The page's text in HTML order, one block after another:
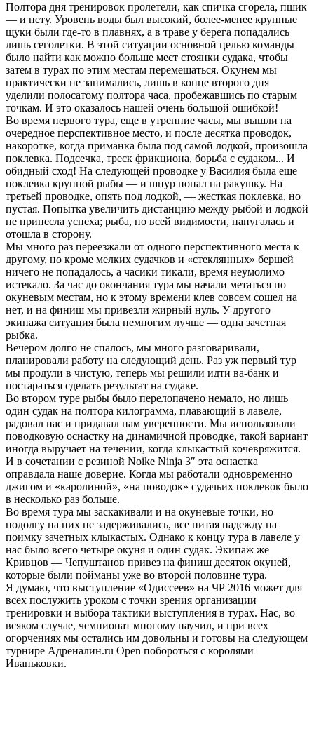
Полтора дня тренировок пролетели, как спичка сгорела, пшик
— и нету. Уровень воды был высокий, более-менее крупные
щуки были где-то в плавнях, а в траве у берега попадались
лишь сеголетки. В этой ситуации основной целью команды
было найти как можно больше мест стоянки судака, чтобы
затем в турах по этим местам перемещаться. Окунем мы
практически не занимались, лишь в конце второго дня
уделили полосатому полтора часа, пробежавшись по старым
точкам. И это оказалось нашей очень большой ошибкой!
Во время первого тура, еще в утренние часы, мы вышли на
очередное перспективное место, и после десятка проводок,
накоротке, когда приманка была под самой лодкой, произошла
поклевка. Подсечка, треск фрикциона, борьба с судаком... И
обидный сход! На следующей проводке у Василия была еще
поклевка крупной рыбы — и шнур попал на ракушку. На
третьей проводке, опять под лодкой, — жесткая поклевка, но
пустая. Попытка увеличить дистанцию между рыбой и лодкой
не принесла успеха; рыба, по всей видимости, напугалась и
отошла в сторону.
Мы много раз переезжали от одного перспективного места к
другому, но кроме мелких судачков и «стеклянных» бершей
ничего не попадалось, а часики тикали, время неумолимо
истекало. За час до окончания тура мы начали метаться по
окуневым местам, но к этому времени клев совсем сошел на
нет, и на финиш мы привезли жирный нуль. У другого
экипажа ситуация была немногим лучше — одна зачетная
рыбка.
Вечером долго не спалось, мы много разговаривали,
планировали работу на следующий день. Раз уж первый тур
мы продули в чистую, теперь мы решили идти ва-банк и
постараться сделать результат на судаке.
Во втором туре рыбы было перелопачено немало, но лишь
один судак на полтора килограмма, плавающий в лавеле,
радовал нас и придавал нам уверенности. Мы использовали
поводковую оснастку на динамичной проводке, такой вариант
иногда выручает на течении, когда клыкастый кочевряжится.
И в сочетании с резиной Noike Ninja 3″ эта оснастка
оправдала наше доверие. Когда мы работали одновременно
джигом и «каролиной», «на поводок» судачьих поклевок было
в несколько раз больше.
Во время тура мы заскакивали и на окуневые точки, но
подолгу на них не задерживались, все питая надежду на
поимку зачетных клыкастых. Однако к концу тура в лавеле у
нас было всего четыре окуня и один судак. Экипаж же
Кривцов — Чепуштанов привез на финиш десяток окуней,
которые были пойманы уже во второй половине тура.
Я думаю, что выступление «Одиссеев» на ЧР 2016 может для
всех послужить уроком с точки зрения организации
тренировки и выбора тактики выступления в турах. Нас, во
всяком случае, чемпионат многому научил, и при всех
огорчениях мы остались им довольны и готовы на следующем
турнире Адреналин.ru Open побороться с королями
Иваньковки.